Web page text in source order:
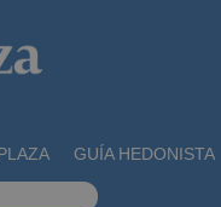
GUÍA HEDONISTA